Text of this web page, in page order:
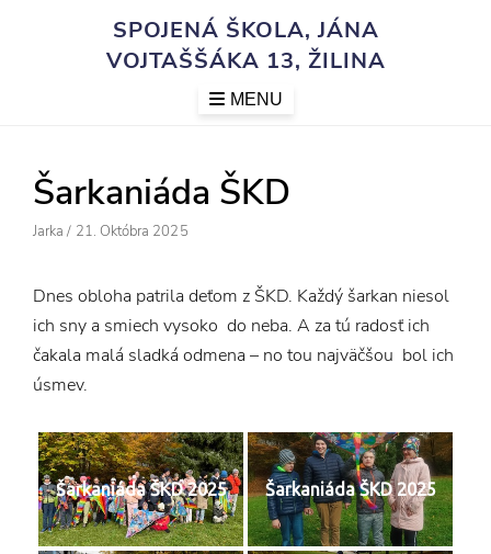
SPOJENÁ ŠKOLA, JÁNA
VOJTAŠŠÁKA 13, ŽILINA
MENU
Šarkaniáda ŠKD
Author
Jarka / Posted
21. Októbra 2025
Dnes obloha patrila deťom z ŠKD. Každý šarkan niesol
ich sny a smiech vysoko do neba. A za tú radosť ich
čakala malá sladká odmena – no tou najväčšou bol ich
úsmev.
Šarkaniáda ŠKD 2025 Šarkaniáda ŠKD 2025